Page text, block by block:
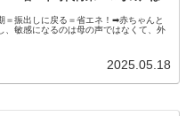
＝振出しに戻る＝省エネ！➡赤ちゃんと
、敏感になるのは母の声ではなくて、外
2025.05.18